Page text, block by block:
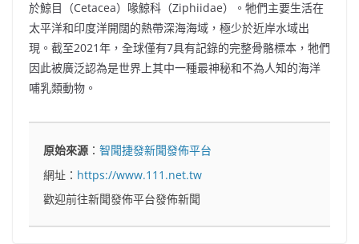
於鯨目（Cetacea）喙鯨科（Ziphiidae）。牠們主要生活在
太平洋和印度洋開闊的熱帶深海海域，極少於近岸水域出
現。截至2021年，全球僅有7具有記錄的完整骨骼標本，牠們
因此被廣泛認為是世界上其中一種最神秘和不為人知的海洋
哺乳類動物。
原始來源 ：智聞捷發新聞發佈平台
網址： https://www.111.net.tw
歡迎前往新聞發佈平台發佈新聞